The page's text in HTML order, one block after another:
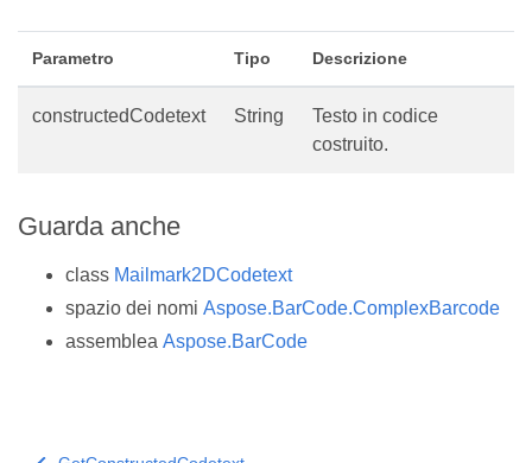
Parametro Tipo Descrizione
constructedCodetext String
Testo in codice
costruito.
Guarda anche
class Mailmark2DCodetext
spazio dei nomi Aspose.BarCode.ComplexBarcode
assemblea Aspose.BarCode